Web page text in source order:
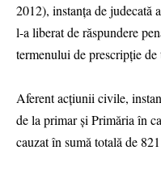
2012), instanța de judecată
l-a liberat de răspundere
termenului de prescripție de
Aferent acțiunii civile,
de la primar și Primăria în
cauzat în sumă totală de